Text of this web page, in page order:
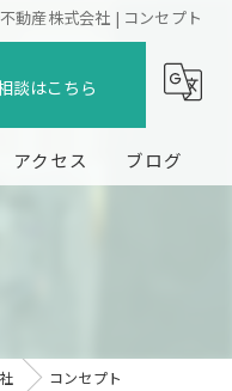
動産株式会社 | コンセプト
談はこちら
アクセス ブログ
コンセプト